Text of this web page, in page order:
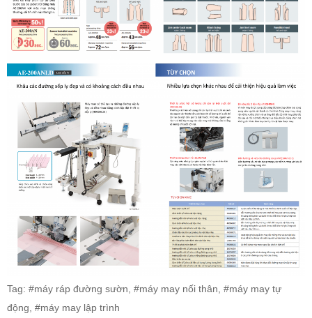
Tag: #máy ráp đường sườn, #máy may nối thân, #máy may tự
động, #máy may lập trình